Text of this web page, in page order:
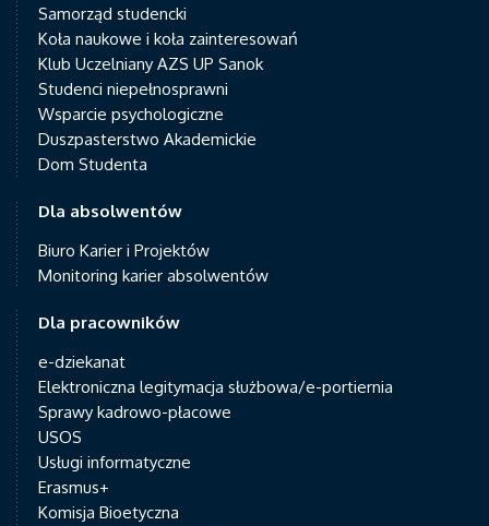
Samorząd studencki
Koła naukowe i koła zainteresowań
Klub Uczelniany AZS UP Sanok
Studenci niepełnosprawni
Wsparcie psychologiczne
Duszpasterstwo Akademickie
Dom Studenta
Dla absolwentów
Biuro Karier i Projektów
Monitoring karier absolwentów
Dla pracowników
e-dziekanat
Elektroniczna legitymacja służbowa/e-portiernia
Sprawy kadrowo-płacowe
USOS
Usługi informatyczne
Erasmus+
Komisja Bioetyczna